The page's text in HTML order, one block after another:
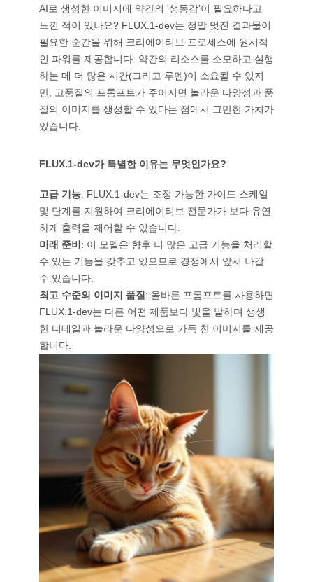
영상 편집
영상에서 객체 제거
영상에서 텍스트 제거
영상 노이즈 제거
슬로모션 메이커
비디오를 애니메이션으로
AI 얼굴 생성기
AI 아기 생성기
스타일별
사실적인
애니메이션 캐릭터
펑코 팝
인기 메이커
VTuber 메이커
3D 캐릭터
AI 타투 생성기
AI 아바타 생성기
AI 포즈 생성기
소라 AI
Seedance 2.0
Veo 3.1
그록 이매진
모든 모델
리터치 & 리스타일
AI 옷 갈아입히기
헤어스타일 변경기
여권 사진 메이커
오브젝트 제거
사진을 예술로
AI 패션 모델
옷 갈아입히기
AI 제품 영상
책 표지 메이커
의류 디자인
AI로 생성한 이미지에 약간의 '생동감'이 필요하다고
느낀 적이 있나요? FLUX.1-dev는 정말 멋진 결과물이
필요한 순간을 위해 크리에이티브 프로세스에 원시적
인 파워를 제공합니다. 약간의 리소스를 소모하고 실행
하는 데 더 많은 시간(그리고 루멘)이 소요될 수 있지
만, 고품질의 프롬프트가 주어지면 놀라운 다양성과 품
질의 이미지를 생성할 수 있다는 점에서 그만한 가치가
있습니다.
FLUX.1-dev가 특별한 이유는 무엇인가요?
고급 기능: FLUX.1-dev는 조정 가능한 가이드 스케일
및 단계를 지원하여 크리에이티브 전문가가 보다 유연
하게 출력을 제어할 수 있습니다.
미래 준비 : 이 모델은 향후 더 많은 고급 기능을 처리할
수 있는 기능을 갖추고 있으므로 경쟁에서 앞서 나갈
수 있습니다.
최고 수준의 이미지 품질 : 올바른 프롬프트를 사용하면
FLUX.1-dev는 다른 어떤 제품보다 빛을 발하며 생생
한 디테일과 놀라운 다양성으로 가득 찬 이미지를 제공
합니다.